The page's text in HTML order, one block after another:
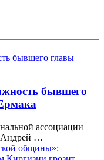
бывшего
ассоциации
Андрей …